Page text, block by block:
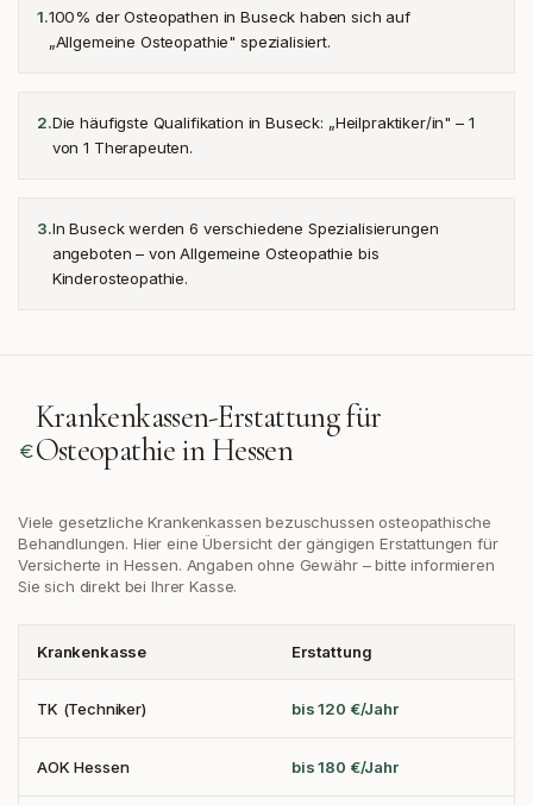
1.100% der Osteopathen in Buseck haben sich auf
„Allgemeine Osteopathie" spezialisiert.
2.Die häufigste Qualifikation in Buseck: „Heilpraktiker/in" – 1
von 1 Therapeuten.
3.In Buseck werden 6 verschiedene Spezialisierungen
angeboten – von Allgemeine Osteopathie bis
Kinderosteopathie.
Krankenkassen-Erstattung für
Osteopathie inHessen
Viele gesetzliche Krankenkassen bezuschussen osteopathische
Behandlungen. Hier eine Übersicht der gängigen Erstattungen für
Versicherte in Hessen. Angaben ohne Gewähr – bitte informieren
Sie sich direkt bei Ihrer Kasse.
Krankenkasse Erstattung
TK (Techniker) bis 120 €/Jahr
AOK Hessen bis 180 €/Jahr